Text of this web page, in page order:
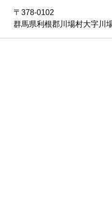
〒378-0102
群馬県利根郡川場村大字川